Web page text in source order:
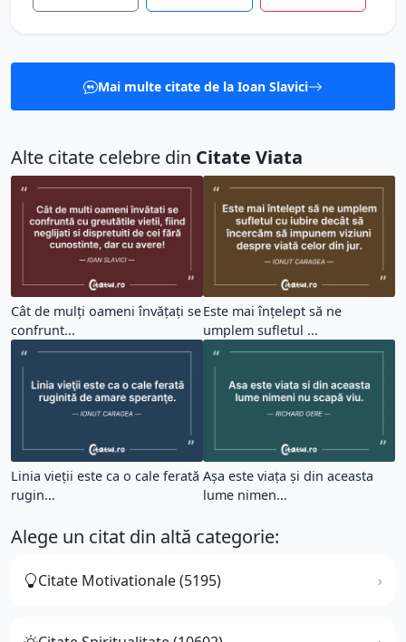
Mai multe citate de la Ioan Slavici
Alte citate celebre din Citate Viata
Cât de mulți oameni învățați se
confrunt...
Este mai înțelept să ne
umplem sufletul ...
Linia vieţii este ca o cale ferată
rugin...
Așa este viața și din aceasta
lume nimen...
Alege un citat din altă categorie:
Citate Motivationale (5195)